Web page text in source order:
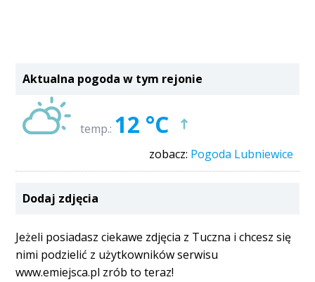
Aktualna pogoda w tym rejonie
temp.: 12 °C
zobacz: Pogoda Lubniewice
Dodaj zdjęcia
Jeżeli posiadasz ciekawe zdjęcia z Tuczna i chcesz się
nimi podzielić z użytkowników serwisu
www.emiejsca.pl zrób to teraz!